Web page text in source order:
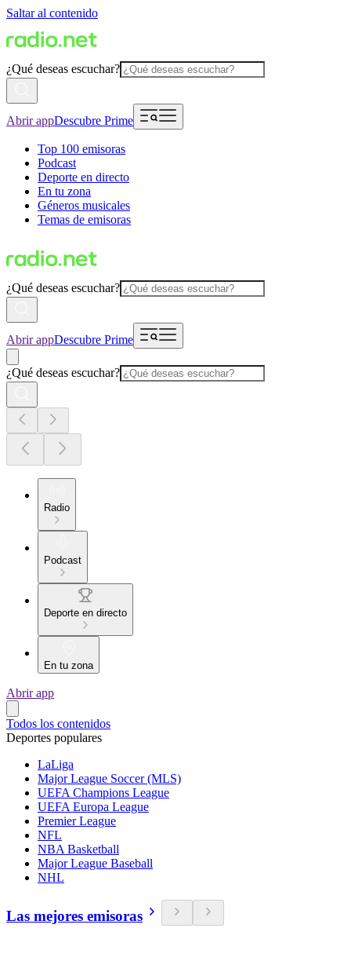
Saltar al contenido
¿Qué deseas escuchar?
Abrir appDescubre Prime
Top 100 emisoras
Podcast
Deporte en directo
En tu zona
Géneros musicales
Temas de emisoras
¿Qué deseas escuchar?
Abrir appDescubre Prime
¿Qué deseas escuchar?
Radio
Podcast
Deporte en directo
En tu zona
Abrir app
Todos los contenidos
Deportes populares
LaLiga
Major League Soccer (MLS)
UEFA Champions League
UEFA Europa League
Premier League
NFL
NBA Basketball
Major League Baseball
NHL
Las mejores emisoras